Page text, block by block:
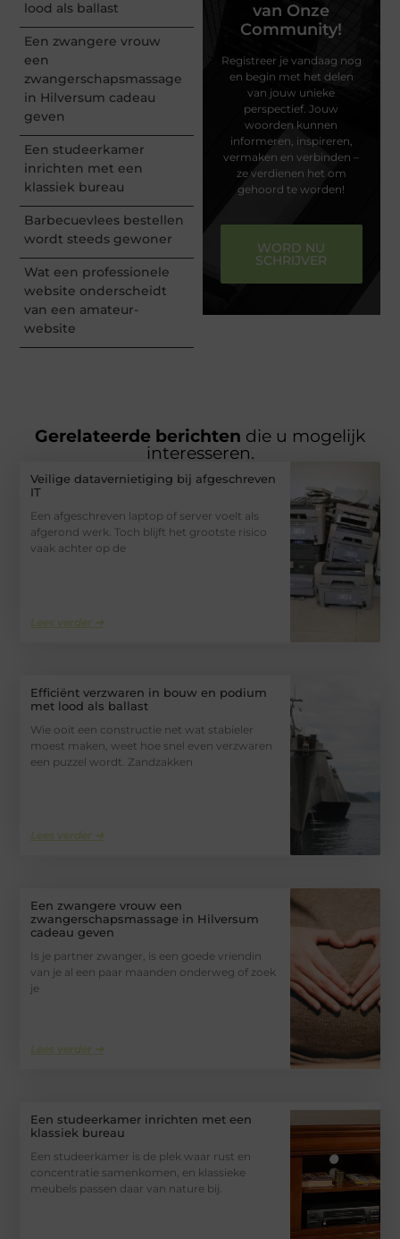
lood als ballast
Een zwangere vrouw
een
zwangerschapsmassage
in Hilversum cadeau
geven
Een studeerkamer
inrichten met een
klassiek bureau
Barbecuevlees bestellen
wordt steeds gewoner
Wat een professionele
website onderscheidt
van een amateur-
website
van Onze
Community!
Registreer je vandaag nog
en begin met het delen
van jouw unieke
perspectief. Jouw
woorden kunnen
informeren, inspireren,
vermaken en verbinden –
ze verdienen het om
gehoord te worden!
WORD NU
SCHRIJVER
Gerelateerde berichten die u mogelijk
interesseren.
Veilige datavernietiging bij afgeschreven
IT
Een afgeschreven laptop of server voelt als
afgerond werk. Toch blijft het grootste risico
vaak achter op de
Lees verder ➜
Efficiënt verzwaren in bouw en podium
met lood als ballast
Wie ooit een constructie net wat stabieler
moest maken, weet hoe snel even verzwaren
een puzzel wordt. Zandzakken
Lees verder ➜
Een zwangere vrouw een
zwangerschapsmassage in Hilversum
cadeau geven
Is je partner zwanger, is een goede vriendin
van je al een paar maanden onderweg of zoek
je
Lees verder ➜
Een studeerkamer inrichten met een
klassiek bureau
Een studeerkamer is de plek waar rust en
concentratie samenkomen, en klassieke
meubels passen daar van nature bij.